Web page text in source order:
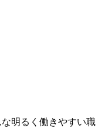
明るく働きやすい職